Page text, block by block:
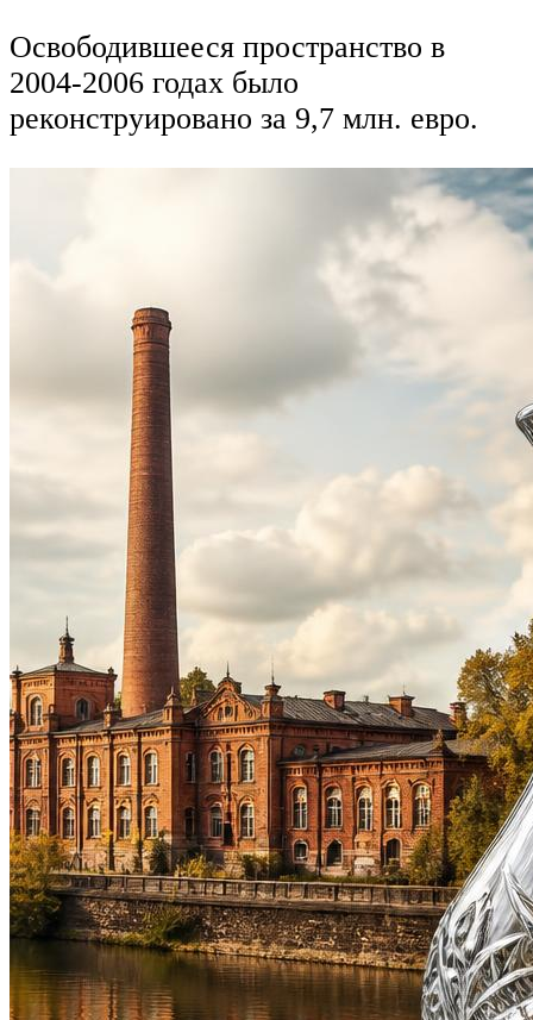
Освободившееся пространство в
2004-2006 годах было
реконструировано за 9,7 млн. евро.